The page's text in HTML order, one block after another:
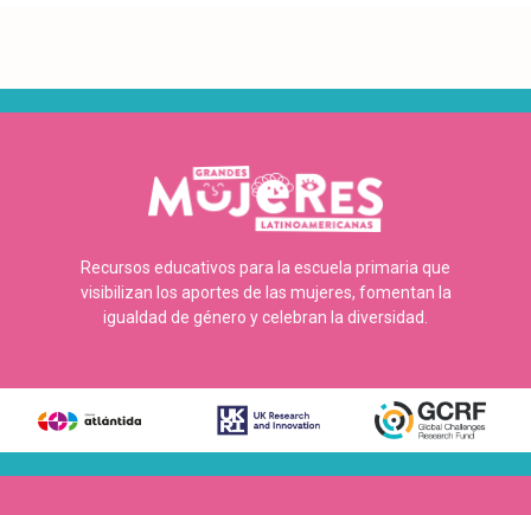
Recursos educativos para la escuela primaria que
visibilizan los aportes de las mujeres, fomentan la
igualdad de género y celebran la diversidad.